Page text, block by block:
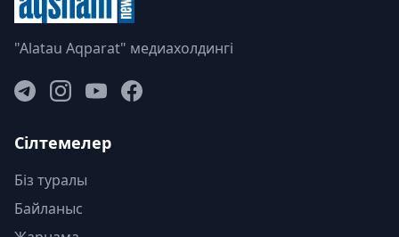
"Alatau Aqparat" медиахолдингі
Сілтемелер
Біз туралы
Байланыс